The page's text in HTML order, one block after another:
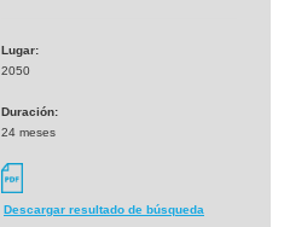
Lugar:
2050
Duración:
24 meses
Descargar resultado de búsqueda